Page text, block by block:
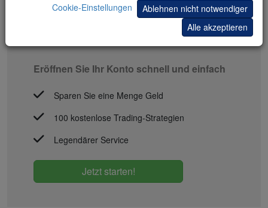
Eröffnen Sie Ihr Konto schnell und einfach
Sparen Sie eine Menge Geld
100 kostenlose Trading-Strategien
Legendärer Service
Jetzt starten!
Cookie-Einstellungen
Ablehnen nicht notwendiger
Alle akzeptieren